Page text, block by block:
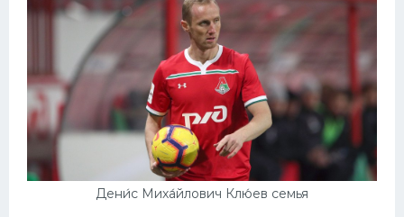
Дени́с Миха́йлович Клю́ев семья